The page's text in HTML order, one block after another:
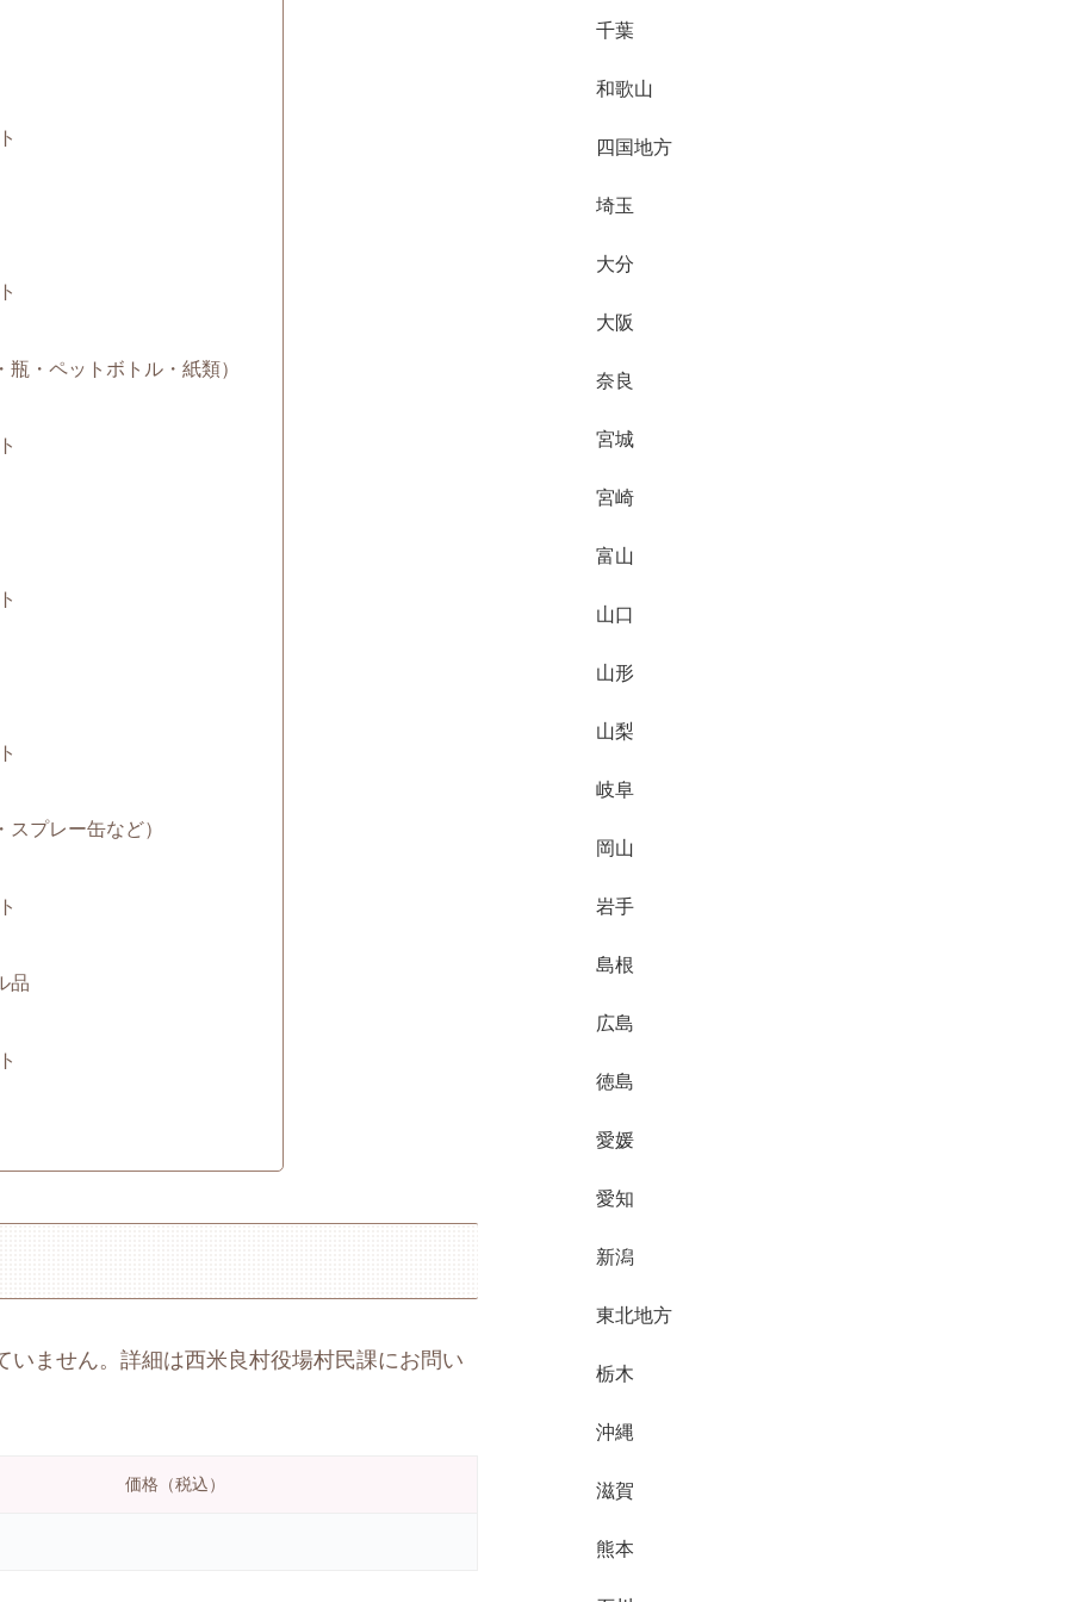
瓶・ペットボトル・紙類）
プレー缶など）
品
ません。詳細は西米良村役場村民課にお問い
価格（税込）
千葉
和歌山
四国地方
埼玉
大分
大阪
奈良
宮城
宮崎
富山
山口
山形
山梨
岐阜
岡山
岩手
島根
広島
徳島
愛媛
愛知
新潟
東北地方
栃木
沖縄
滋賀
熊本